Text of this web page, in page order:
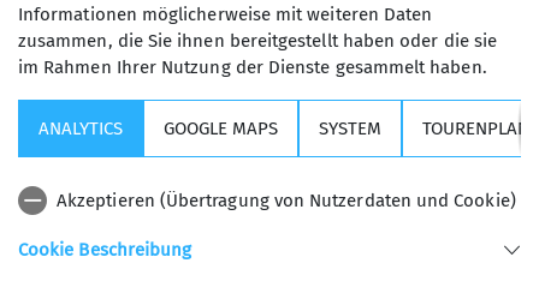
Kurse, Touren & Veranstaltungen
Sektion USC
Informationen möglicherweise mit weiteren Daten
zusammen, die Sie ihnen bereitgestellt haben oder die sie
im Rahmen Ihrer Nutzung der Dienste gesammelt haben.
ANALYTICS GOOGLE MAPS SYSTEM
Akzeptieren (Übertragung von Nutzerdaten und Cookie)
Cookie Beschreibung